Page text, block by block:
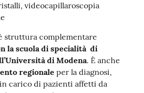
videocapillaroscopia
struttura complementare
la scuola di specialità di
di Modena. È anche
regionale per la diagnosi,
carico di pazienti affetti da